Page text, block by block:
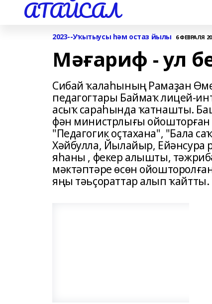
АТАЙСАЛ
2023--Уҡытыусы һәм остаз йылы 6 ФЕВРАЛЯ
Мәғариф - ул
Сибай ҡалаһының Рамаҙан
педагогтары Баймаҡ лицей-
асыҡ сараһында ҡатнашты.
фән министрлығы ойошторған
"Педагогик оҫтахана", "Бала
Хәйбулла, Йылайыр,
яһаны , фекер алышты,
мәктәптәре өсөн
яңы тәьҫораттар алып ҡайтты.